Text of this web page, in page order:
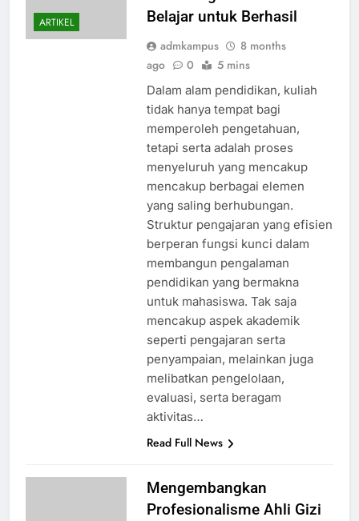
ARTIKEL
Belajar untuk Berhasil
admkampus
8 months
ago
0 5 mins
Dalam alam pendidikan, kuliah
tidak hanya tempat bagi
memperoleh pengetahuan,
tetapi serta adalah proses
menyeluruh yang mencakup
mencakup berbagai elemen
yang saling berhubungan.
Struktur pengajaran yang efisien
berperan fungsi kunci dalam
membangun pengalaman
pendidikan yang bermakna
untuk mahasiswa. Tak saja
mencakup aspek akademik
seperti pengajaran serta
penyampaian, melainkan juga
melibatkan pengelolaan,
evaluasi, serta beragam
aktivitas…
Read Full News
Mengembangkan
Profesionalisme Ahli Gizi